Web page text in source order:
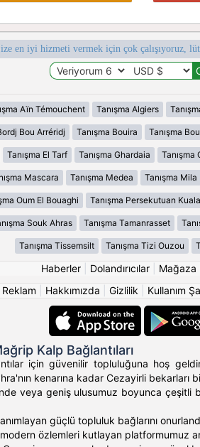
en iyi hizmeti vermek için çok çalışıyoruz,
Aïn Témouchent Tanışma Algiers
Bou Arréridj Tanışma Bouira Tanışma
Tanışma El Tarf Tanışma Ghardaia Tanışma
Mascara Tanışma Medea Tanışma Mila
Oum El Bouaghi Tanışma Persekutuan
Souk Ahras Tanışma Tamanrasset
Tanışma Tissemsilt Tanışma Tizi Ouzou
Haberler Dolandırıcılar Mağaza
Reklam Hakkımızda Gizlilik Kullanım
Kalp Bağlantıları
için güvenilir topluluğuna hoş
kenarına kadar Cezayirli bekarları
veya geniş ulusumuz boyunca
güçlü topluluk bağlarını
özlemleri kutlayan platformumuz